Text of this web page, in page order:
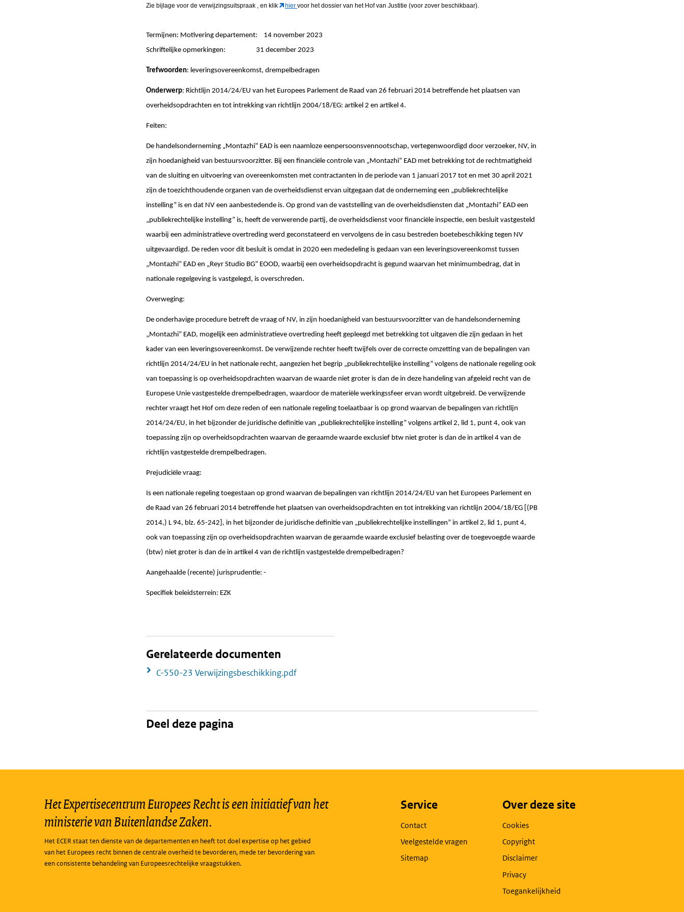
Zie bijlage voor de verwijzingsuitspraak , en klik hier voor het dossier van het Hof van Justitie (voor zover beschikbaar).
Termijnen: Motivering departement: 14 november 2023
Schriftelijke opmerkingen: 31 december 2023
Trefwoorden: leveringsovereenkomst, drempelbedragen
Onderwerp: Richtlijn 2014/24/EU van het Europees Parlement de Raad van 26 februari 2014 betreffende het plaatsen van
overheidsopdrachten en tot intrekking van richtlijn 2004/18/EG: artikel 2 en artikel 4.
Feiten:
De handelsonderneming „Montazhi” EAD is een naamloze eenpersoonsvennootschap, vertegenwoordigd door verzoeker, NV, in
zijn hoedanigheid van bestuursvoorzitter. Bij een financiële controle van „Montazhi” EAD met betrekking tot de rechtmatigheid
van de sluiting en uitvoering van overeenkomsten met contractanten in de periode van 1 januari 2017 tot en met 30 april 2021
zijn de toezichthoudende organen van de overheidsdienst ervan uitgegaan dat de onderneming een „publiekrechtelijke
instelling” is en dat NV een aanbestedende is. Op grond van de vaststelling van de overheidsdiensten dat „Montazhi” EAD een
„publiekrechtelijke instelling” is, heeft de verwerende partij, de overheidsdienst voor financiële inspectie, een besluit vastgesteld
waarbij een administratieve overtreding werd geconstateerd en vervolgens de in casu bestreden boetebeschikking tegen NV
uitgevaardigd. De reden voor dit besluit is omdat in 2020 een mededeling is gedaan van een leveringsovereenkomst tussen
„Montazhi” EAD en „Reyr Studio BG” EOOD, waarbij een overheidsopdracht is gegund waarvan het minimumbedrag, dat in
nationale regelgeving is vastgelegd, is overschreden.
Overweging:
De onderhavige procedure betreft de vraag of NV, in zijn hoedanigheid van bestuursvoorzitter van de handelsonderneming
„Montazhi” EAD, mogelijk een administratieve overtreding heeft gepleegd met betrekking tot uitgaven die zijn gedaan in het
kader van een leveringsovereenkomst. De verwijzende rechter heeft twijfels over de correcte omzetting van de bepalingen van
richtlijn 2014/24/EU in het nationale recht, aangezien het begrip „publiekrechtelijke instelling” volgens de nationale regeling ook
van toepassing is op overheidsopdrachten waarvan de waarde niet groter is dan de in deze handeling van afgeleid recht van de
Europese Unie vastgestelde drempelbedragen, waardoor de materiële werkingssfeer ervan wordt uitgebreid. De verwijzende
rechter vraagt het Hof om deze reden of een nationale regeling toelaatbaar is op grond waarvan de bepalingen van richtlijn
2014/24/EU, in het bijzonder de juridische definitie van „publiekrechtelijke instelling” volgens artikel 2, lid 1, punt 4, ook van
toepassing zijn op overheidsopdrachten waarvan de geraamde waarde exclusief btw niet groter is dan de in artikel 4 van de
richtlijn vastgestelde drempelbedragen.
Prejudiciële vraag:
Is een nationale regeling toegestaan op grond waarvan de bepalingen van richtlijn 2014/24/EU van het Europees Parlement en
de Raad van 26 februari 2014 betreffende het plaatsen van overheidsopdrachten en tot intrekking van richtlijn 2004/18/EG [(PB
2014,) L 94, blz. 65-242], in het bijzonder de juridische definitie van „publiekrechtelijke instellingen” in artikel 2, lid 1, punt 4,
ook van toepassing zijn op overheidsopdrachten waarvan de geraamde waarde exclusief belasting over de toegevoegde waarde
(btw) niet groter is dan de in artikel 4 van de richtlijn vastgestelde drempelbedragen?
Aangehaalde (recente) jurisprudentie: -
Specifiek beleidsterrein: EZK
Gerelateerde documenten
C-550-23 Verwijzingsbeschikking.pdf
Deel deze pagina
Het Expertisecentrum Europees Recht is een initiatief van het
ministerie van Buitenlandse Zaken.
Het ECER staat ten dienste van de departementen en heeft tot doel expertise op het gebied
van het Europees recht binnen de centrale overheid te bevorderen, mede ter bevordering van
een consistente behandeling van Europeesrechtelijke vraagstukken.
Service
Contact
Veelgestelde vragen
Sitemap
Over deze site
Cookies
Copyright
Disclaimer
Privacy
Toegankelijkheid